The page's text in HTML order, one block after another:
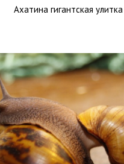
Ахатина гигантская улитка